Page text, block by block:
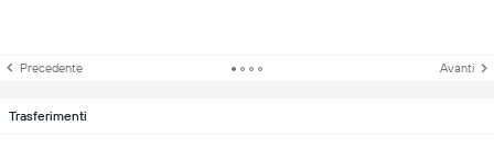
Precedente Avanti
Trasferimenti